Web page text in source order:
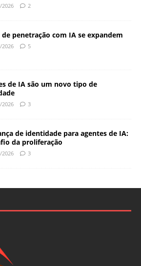
2026 2
de penetração com IA se expandem
2026 5
de IA são um novo tipo de
2026 3
de identidade para agentes de IA:
da proliferação
2026 3